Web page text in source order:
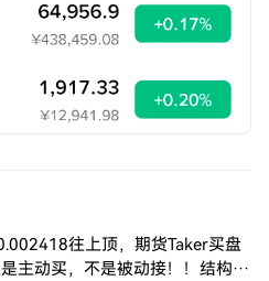
往上顶，期货Taker买盘
主动买，不是被动接！！结构先